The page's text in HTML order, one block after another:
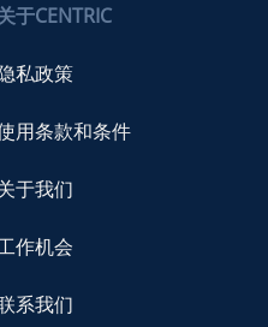
于CENTRIC
私政策
用条款和条件
于我们
作机会
系我们